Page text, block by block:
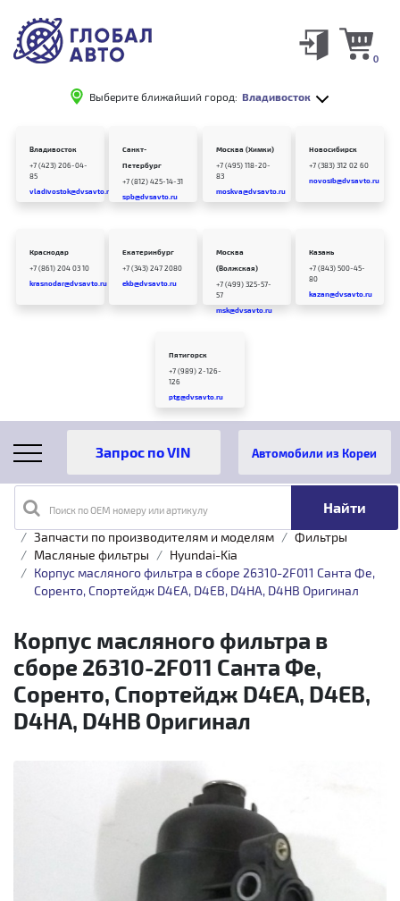
Выберите ближайший город: Владивосток
0
Владивосток
+7 (423) 206-04-
85
vladivostok@dvsavto.ru
Санкт-
Петербург
+7 (812) 425-14-31
spb@dvsavto.ru
Москва (Химки)
+7 (495) 118-20-
83
moskva@dvsavto.ru
Новосибирск
+7 (383) 312 02 60
novosib@dvsavto.ru
Краснодар
+7 (861) 204 03 10
krasnodar@dvsavto.ru
Екатеринбург
+7 (343) 247 2080
ekb@dvsavto.ru
Москва
(Волжская)
+7 (499) 325-57-
57
msk@dvsavto.ru
Казань
+7 (843) 500-45-
80
kazan@dvsavto.ru
Пятигорск
+7 (989) 2-126-
126
ptg@dvsavto.ru
Поиск по OEM номеру или артикулу
Автомобили из Кореи
Главная
Каталог товаров
Запчасти по производителям и моделям
Фильтры
Масляные фильтры
Hyundai-Kia
Корпус масляного фильтра в сборе 26310-2F011 Санта Фе,
Соренто, Спортейдж D4EA, D4EB, D4HA, D4HB Оригинал
Корпус масляного фильтра в
сборе 26310-2F011 Санта Фе,
Соренто, Спортейдж D4EA, D4EB,
D4HA, D4HB Оригинал